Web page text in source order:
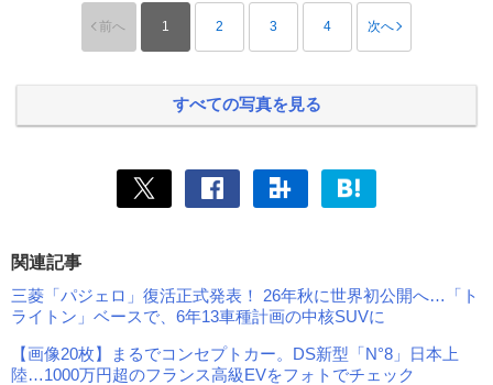
前へ 1 2 3 4 次へ
すべての写真を見る
関連記事
三菱「パジェロ」復活正式発表！ 26年秋に世界初公開へ…「ト
ライトン」ベースで、6年13車種計画の中核SUVに
【画像20枚】まるでコンセプトカー。DS新型「N°8」日本上
陸…1000万円超のフランス高級EVをフォトでチェック